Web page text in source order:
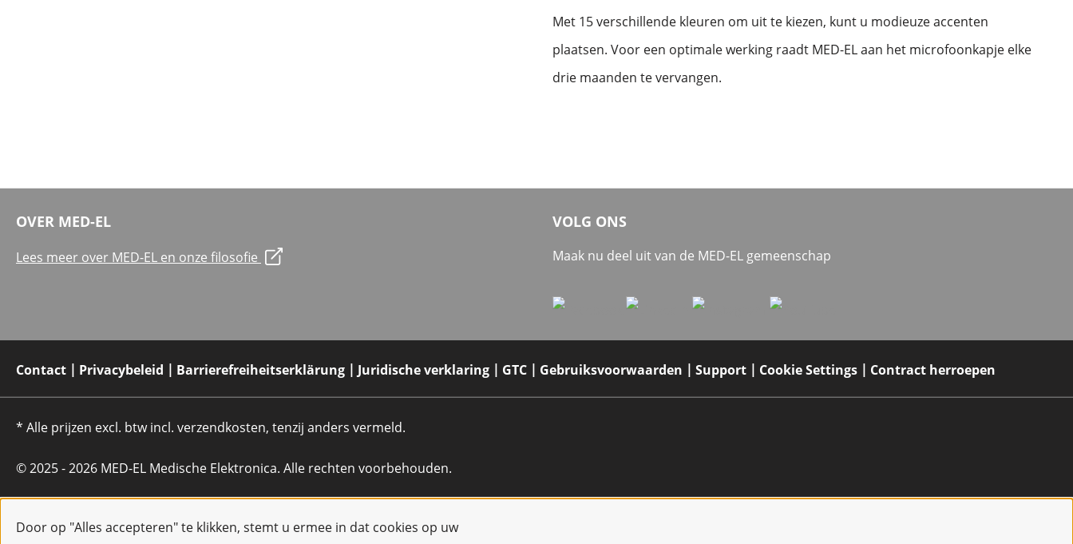
Door op "Alles accepteren" te klikken, stemt u ermee in dat cookies op uw
Met 15 verschillende kleuren om uit te kiezen, kunt u modieuze accenten
plaatsen. Voor een optimale werking raadt MED-EL aan het microfoonkapje elke
drie maanden te vervangen.
OVER MED-EL
Lees meer over MED-EL en onze filosofie
VOLG ONS
Maak nu deel uit van de MED-EL gemeenschap
Contact Privacybeleid Barrierefreiheitserklärung Juridische verklaring GTC Gebruiksvoorwaarden Support Cookie Settings Contract herroepen
* Alle prijzen excl. btw incl. verzendkosten, tenzij anders vermeld.
© 2025 - 2026 MED-EL Medische Elektronica. Alle rechten voorbehouden.